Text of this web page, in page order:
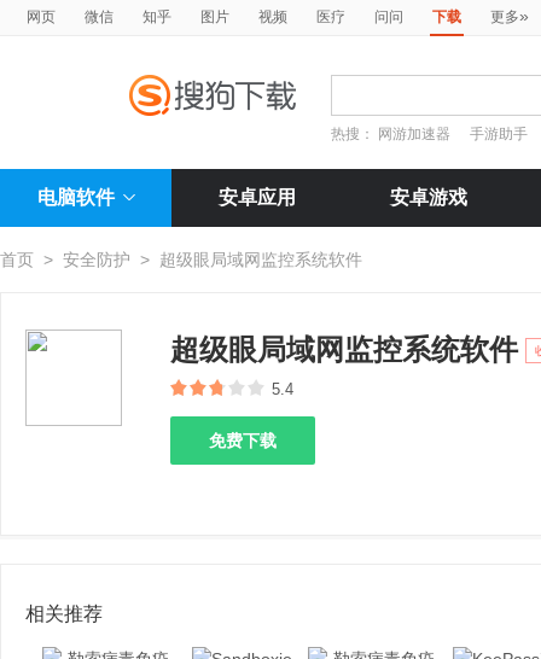
网页 微信 知乎 图片 视频 医疗 问问 下载 更多»
热搜： 网游加速器 手游助手
电脑软件 安卓应用 安卓游戏
首页 > 安全防护 > 超级眼局域网监控系统软件
超级眼局域网监控系统软件
5.4
免费下载
相关推荐